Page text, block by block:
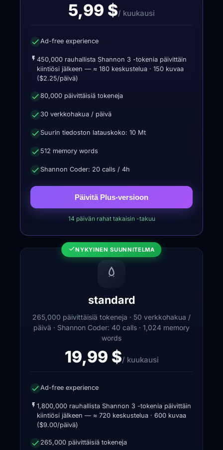
5,99 $/ kuukausi
Ad-free experience
450,000 rauhallista Shannon 3 -tokenia päivittäin
kiintiösi jälkeen — ≈ 180 keskustelua · 150 kuvaa
($2.25/päivä)
80,000 päivittäisiä tokeneja
30 verkkohakua / päivä
Suurin tiedoston latauskoko: 10 Mt
512 memory words
Shannon Coder: 20 calls / 4h
Päivitä Plus-versioon
14 päivän rahat takaisin -takuu
NYKYINEN SUUNNITELMA
standard
265,000 päivittäisiä tokeneja · 50 verkkohakua /
päivä · Shannon Coder: 40 calls · 1,024 memory
words
19,99 $/ kuukausi
Ad-free experience
1,800,000 rauhallista Shannon 3 -tokenia päivittäin
kiintiösi jälkeen — ≈ 720 keskustelua · 600 kuvaa
($9.00/päivä)
265,000 päivittäisiä tokeneja